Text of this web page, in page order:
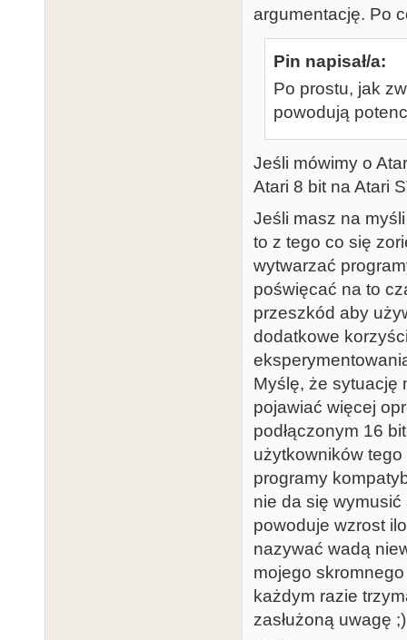
argumentację. Po
Pin napisał/a:
Po prostu, jak
powodują
Jeśli mówimy o
Atari 8 bit na Atari
Jeśli masz na
to z tego co się
wytwarzać
poświęcać na to
przeszkód aby
dodatkowe
Myślę, że sytuację
pojawiać więcej
podłączonym 16
użytkowników
programy
nie da się
powoduje wzrost
nazywać wadą
mojego
każdym razie
zasłużoną uwagę ;)